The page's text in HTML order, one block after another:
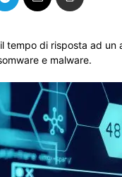
tempo di risposta ad
e malware.